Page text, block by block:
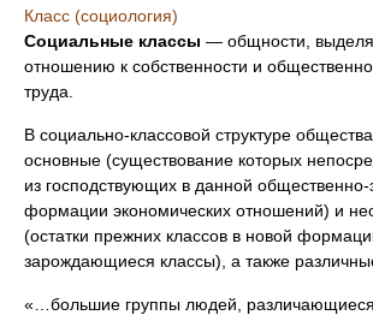
Класс (социология)
Социальные классы — общности,
отношению к собственности и
труда.
В социально-классовой структуре
основные (существование которых
из господствующих в данной общественно-
формации экономических отношений) и
(остатки прежних классов в новой
зарождающиеся классы), а также
«…большие группы людей,